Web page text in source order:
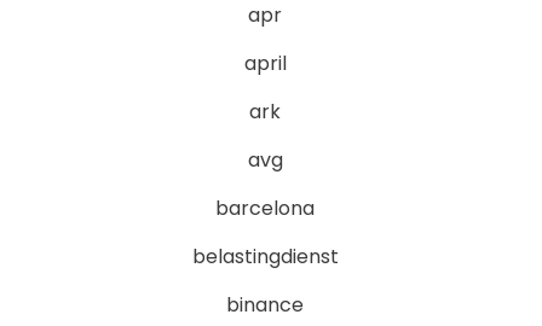
apr
april
ark
avg
barcelona
belastingdienst
binance